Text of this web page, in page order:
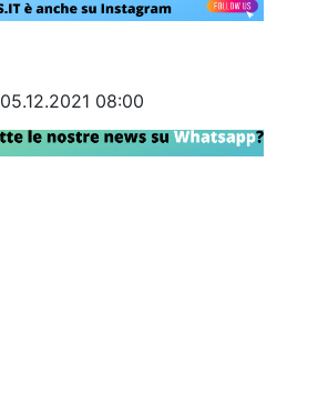
05.12.2021 08:00